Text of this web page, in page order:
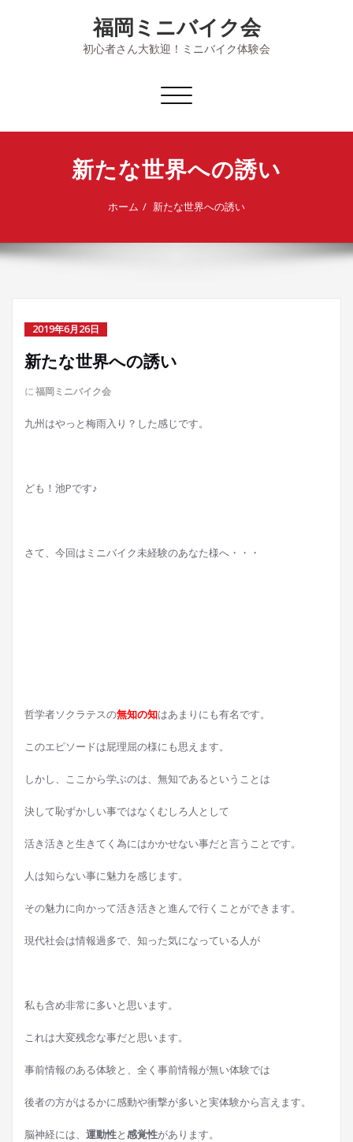
福岡ミニバイク会
初心者さん大歓迎！ミニバイク体験会
ナ
ゲ
シ
ョ
を
新たな世界への誘い
ホーム 新たな世界への誘い
2019年6月26日
新たな世界への誘い
に福岡ミニバイク会
九州はやっと梅雨入り？した感じです。
ども！池Pです♪
さて、今回はミニバイク未経験のあなた様へ・・・
哲学者ソクラテスの無知の知はあまりにも有名です。
このエピソードは屁理屈の様にも思えます。
しかし、ここから学ぶのは、無知であるということは
決して恥ずかしい事ではなくむしろ人として
活き活きと生きてく為にはかかせない事だと言うことです。
人は知らない事に魅力を感じます。
その魅力に向かって活き活きと進んで行くことができます。
現代社会は情報過多で、知った気になっている人が
私も含め非常に多いと思います。
これは大変残念な事だと思います。
事前情報のある体験と、全く事前情報が無い体験では
後者の方がはるかに感動や衝撃が多いと実体験から言えます。
脳神経には、 運動性と感覚性があります。